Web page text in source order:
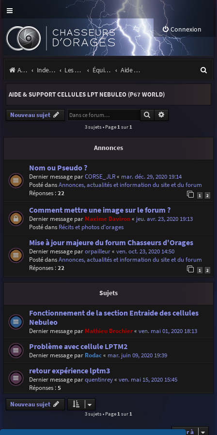
Connexion
Accueil Index du forum Les orages Équipement Aide & support cellules LPT Nebuleo (P67 World)
e
r
AIDE & SUPPORT CELLULES LPT NEBULEO (P67 WORLD)
Nouveau sujet Rechercher
3 sujets • Page 1 sur 1
Annonces
Nom ou Pseudo ?
Dernier message parCORSE_JLR« mar. déc. 29, 2020 19:14
Posté dansAnnonces, actualités et information du site et du forum
Réponses :22 1 2
Comment mettre une image sur le forum ?
Dernier message par Maxime Daviron« jeu. avr. 23, 2020 19:13
Posté dans Récits et photos d'orages
Mise à jour majeure du forum Chasseurs d'Orages
Dernier message parorpailleur« ven. oct. 23, 2020 14:50
Posté dansAnnonces, actualités et information du site et du forum
Réponses :22 1 2
Sujets
Fonctionnement de la section Entraide des cellules
Nebuleo
Dernier message par Mathieu Brochier« ven. mai 01, 2020 18:13
Problème avec cellule LPTM2
Dernier message par Rodac« mar. juin 09, 2020 19:39
retour expérience lptm3
Dernier message parquentinrey« ven. mai 15, 2020 15:45
Réponses :5
Nouveau sujet
3 sujets • Page1sur1
Aller à